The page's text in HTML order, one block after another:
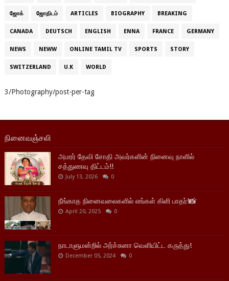
ஜோக் ஜோதிடம் ARTICLES BIOGRAPHY BREAKING
CANADA DEUTSCH ENGLISH ENNA FRANCE GERMANY
NEWS NEWW ONLINE TAMIL TV SPORTS STORY
SWITZERLAND U.K WORLD
3/Photography/post-per-tag
நினைவஞ்சலி
அமரர் தேவி சோதி அவர்களின் நினைவு நாளில்
சத்துணவு திட்டம்!!
July 13, 2026 0
நீங்காத நினைவலைகளில் எங்கள் கிளி பாதர்!📸
April 20, 2025 0
நாடாளுமன்றில் அர்ச்சுனா வெளியிட்ட கருத்து!
December 05, 2024 0